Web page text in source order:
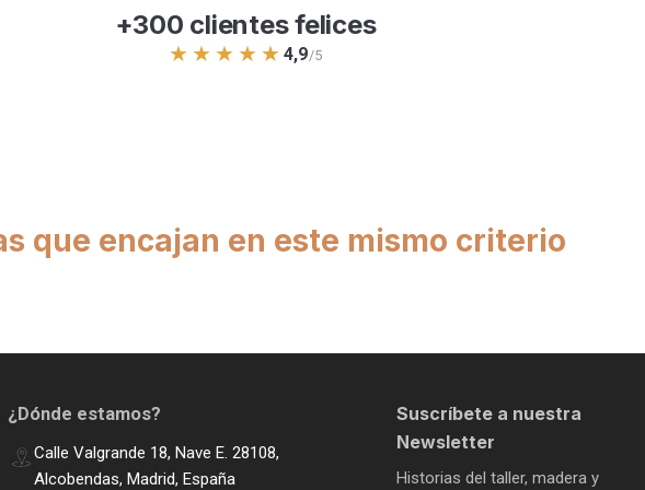
+300 clientes felices
★★★★★ 4,9/5
que encajan en este mismo criterio
¿Dónde estamos?
Calle Valgrande 18, Nave E. 28108,
Alcobendas, Madrid, España
Suscríbete a nuestra
Newsletter
Historias del taller, madera y